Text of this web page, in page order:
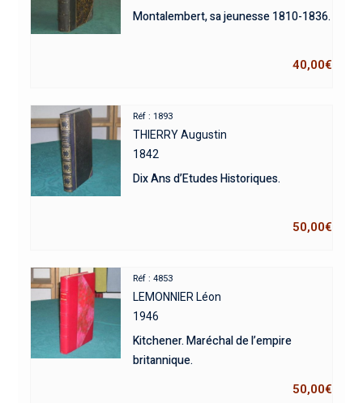
Montalembert, sa jeunesse 1810-1836.
40,00€
Réf : 1893
THIERRY Augustin
1842
Dix Ans d’Etudes Historiques.
50,00€
Réf : 4853
LEMONNIER Léon
1946
Kitchener. Maréchal de l’empire
britannique.
50,00€